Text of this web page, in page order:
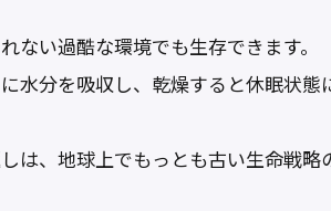
ない過酷な環境でも生存できます。
水分を吸収し、乾燥すると休眠状
は、地球上でもっとも古い生命戦略